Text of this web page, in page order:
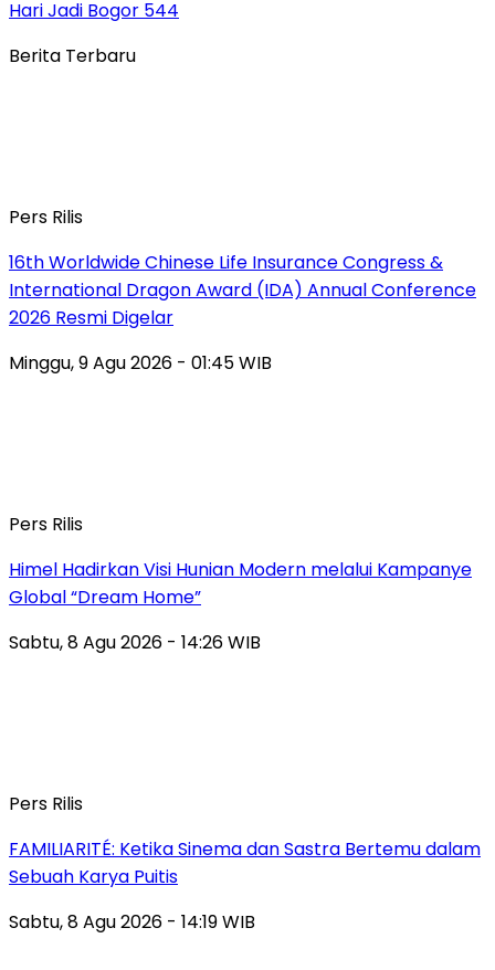
Hari Jadi Bogor 544
Berita Terbaru
Pers Rilis
16th Worldwide Chinese Life Insurance Congress &
International Dragon Award (IDA) Annual Conference
2026 Resmi Digelar
Minggu, 9 Agu 2026 - 01:45 WIB
Pers Rilis
Himel Hadirkan Visi Hunian Modern melalui Kampanye
Global “Dream Home”
Sabtu, 8 Agu 2026 - 14:26 WIB
Pers Rilis
FAMILIARITÉ: Ketika Sinema dan Sastra Bertemu dalam
Sebuah Karya Puitis
Sabtu, 8 Agu 2026 - 14:19 WIB